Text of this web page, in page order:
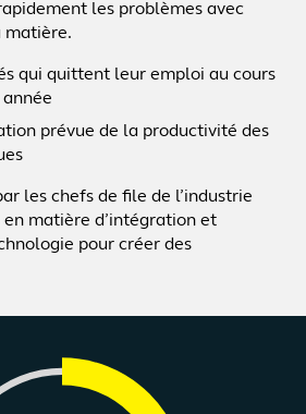
les problèmes avec
matière.
qui quittent leur emploi au cours
prévue de la productivité des
les chefs de file de l’industrie
en matière d’intégration et
pour créer des